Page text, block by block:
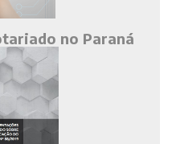
no Paraná